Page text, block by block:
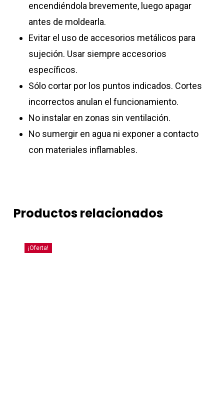
encendiéndola brevemente, luego apagar
antes de moldearla.
Evitar el uso de accesorios metálicos para
sujeción. Usar siempre accesorios
específicos.
Sólo cortar por los puntos indicados. Cortes
incorrectos anulan el funcionamiento.
No instalar en zonas sin ventilación.
No sumergir en agua ni exponer a contacto
con materiales inflamables.
Productos relacionados
¡Oferta!